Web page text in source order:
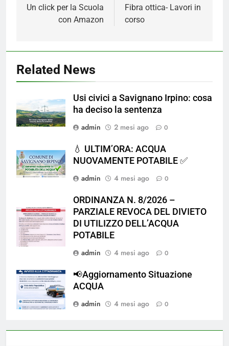
Un click per la Scuola
con Amazon
Fibra ottica- Lavori in
corso
Related News
Usi civici a Savignano Irpino: cosa
ha deciso la sentenza
admin
2 mesi ago 0
💧 ULTIM’ORA: ACQUA
NUOVAMENTE POTABILE ✅
admin
4 mesi ago 0
ORDINANZA N. 8/2026 –
PARZIALE REVOCA DEL DIVIETO
DI UTILIZZO DELL’ACQUA
POTABILE
admin
4 mesi ago 0
📢Aggiornamento Situazione
ACQUA
admin
4 mesi ago 0